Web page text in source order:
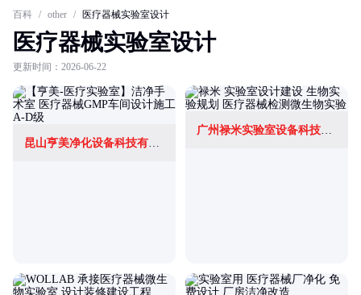
百科 / other / 医疗器械实验室设计
医疗器械实验室设计
更新时间：2026-06-22
昆山亨美净化设备科技有限公司
广州禄米实验室设备科技有限公司